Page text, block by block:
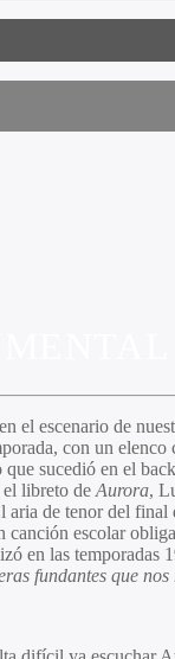
el escenario de
con un
sucedió en el
el libreto de Aurora,
de tenor del
canción escolar
en las
fundantes que